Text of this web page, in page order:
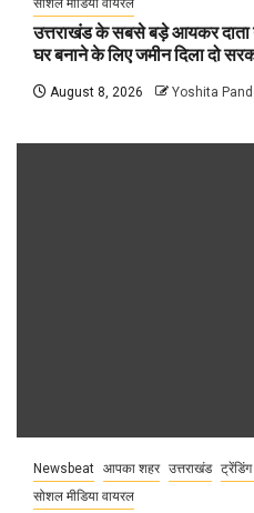
सोशल मीडिया वायरल
उत्तराखंड के सबसे बड़े आयकर दाता
घर बनाने के लिए जमीन दिला दो
August 8, 2026 Yoshita
Newsbeat आपका शहर उत्तराखंड
सोशल मीडिया वायरल